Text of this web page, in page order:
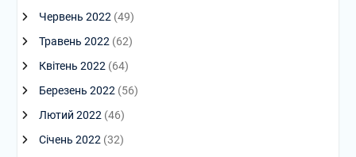
Червень 2022 (49)
Травень 2022 (62)
Квітень 2022 (64)
Березень 2022 (56)
Лютий 2022 (46)
Січень 2022 (32)